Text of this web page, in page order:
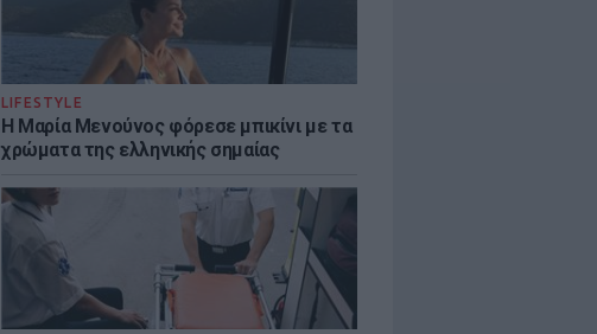
LIFESTYLE
Η Μαρία Μενούνος φόρεσε μπικίνι με τα
χρώματα της ελληνικής σημαίας